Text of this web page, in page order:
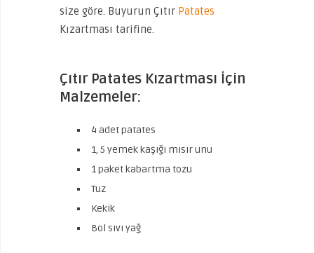
size göre. Buyurun Çıtır Patates
Kızartması tarifine.
Çıtır Patates Kızartması İçin
Malzemeler:
4 adet patates
1, 5 yemek kaşığı mısır unu
1 paket kabartma tozu
Tuz
Kekik
Bol sıvı yağ